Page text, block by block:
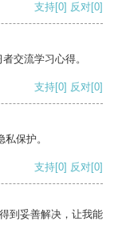
支持[0] 反对[0]
交流学习心得。
支持[0] 反对[0]
保护。
支持[0] 反对[0]
到妥善解决，让我能